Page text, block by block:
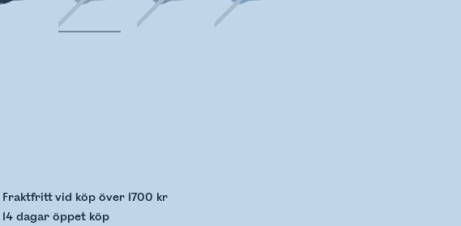
Fraktfritt vid köp över 1700 kr
14 dagar öppet köp